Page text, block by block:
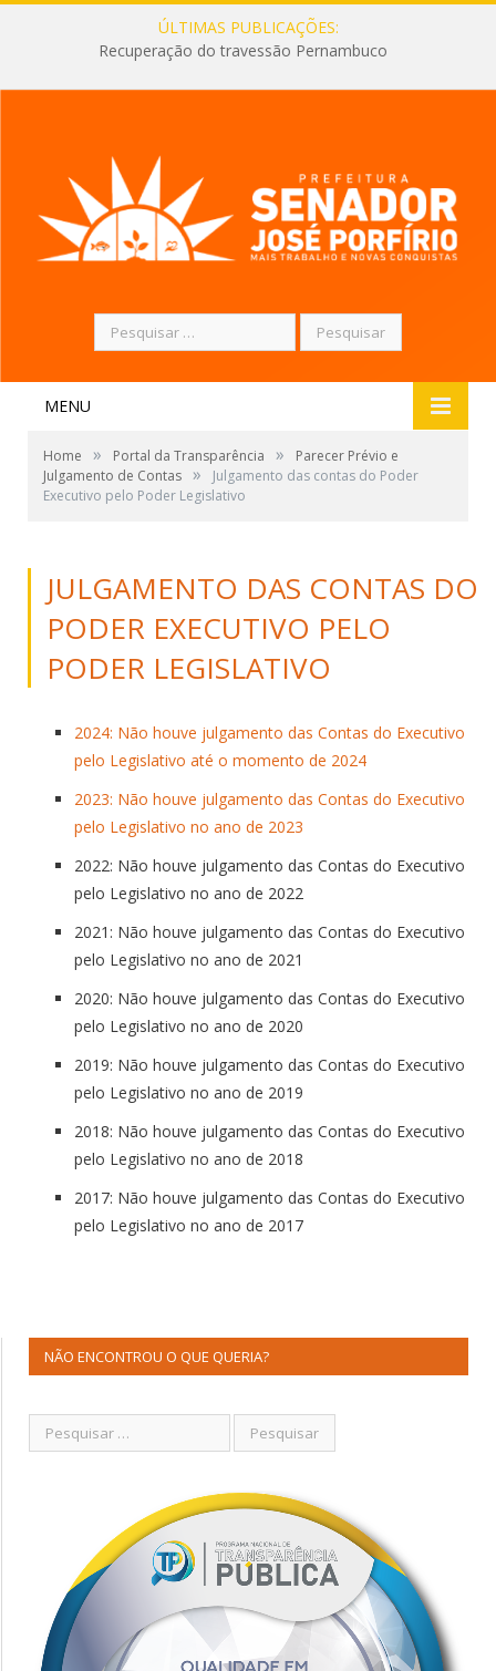
ÚLTIMAS PUBLICAÇÕES:
Recuperação do travessão Pernambuco
Pesquisar
por:
MENU
Home » Portal da Transparência »
Parecer Prévio e
Julgamento de Contas »
Julgamento das contas do Poder
Executivo pelo Poder Legislativo
JULGAMENTO DAS CONTAS DO
PODER EXECUTIVO PELO
PODER LEGISLATIVO
2024: Não houve julgamento das Contas do Executivo
pelo Legislativo até o momento de 2024
2023: Não houve julgamento das Contas do Executivo
pelo Legislativo no ano de 2023
2022: Não houve julgamento das Contas do Executivo
pelo Legislativo no ano de 2022
2021: Não houve julgamento das Contas do Executivo
pelo Legislativo no ano de 2021
2020: Não houve julgamento das Contas do Executivo
pelo Legislativo no ano de 2020
2019: Não houve julgamento das Contas do Executivo
pelo Legislativo no ano de 2019
2018: Não houve julgamento das Contas do Executivo
pelo Legislativo no ano de 2018
2017: Não houve julgamento das Contas do Executivo
pelo Legislativo no ano de 2017
NÃO ENCONTROU O QUE QUERIA?